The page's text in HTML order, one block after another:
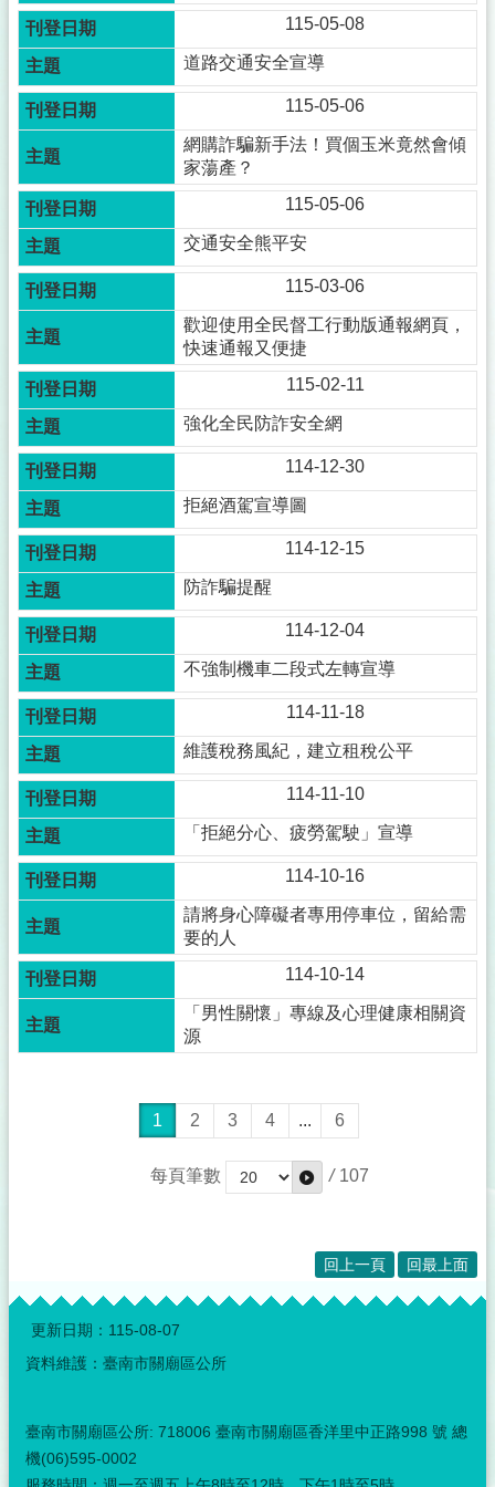
民
服
務
鄰
里
走
政
府
資
訊
公
開
公
開
資
關
廟
悠
遊
樂
防
颱
暨
防
災
專
區
會
計
專
區
政
專
欄
人
主
化
專
免
費
法
115-05-08
道路交通安全宣導
115-05-06
網購詐騙新手法！買個玉米竟然會傾
家蕩產？
115-05-06
交通安全熊平安
115-03-06
歡迎使用全民督工行動版通報網頁，
快速通報又便捷
115-02-11
強化全民防詐安全網
114-12-30
拒絕酒駕宣導圖
114-12-15
防詐騙提醒
114-12-04
不強制機車二段式左轉宣導
114-11-18
維護稅務風紀，建立租稅公平
114-11-10
「拒絕分心、疲勞駕駛」宣導
114-10-16
請將身心障礙者專用停車位，留給需
要的人
114-10-14
「男性關懷」專線及心理健康相關資
源
1 2 3 4 ... 6
每頁筆數 / 107
回上一頁 回最上面
:::
更新日期： 115-08-07
資料維護：臺南市關廟區公所
臺南市關廟區公所: 718006 臺南市關廟區香洋里中正路998 號 總
機(06)595-0002